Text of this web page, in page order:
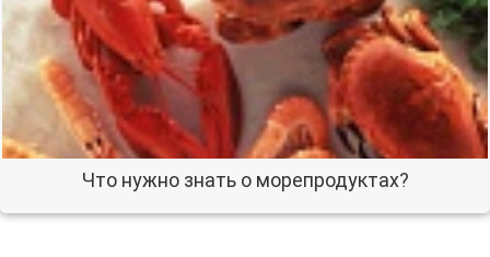
Что нужно знать о морепродуктах?